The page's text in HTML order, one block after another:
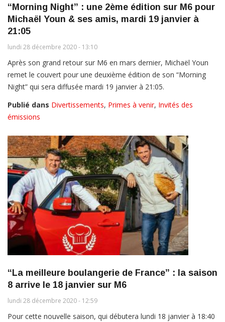
“Morning Night” : une 2ème édition sur M6 pour
Michaël Youn & ses amis, mardi 19 janvier à
21:05
lundi 28 décembre 2020 - 13:10
Après son grand retour sur M6 en mars dernier, Michaël Youn
remet le couvert pour une deuxième édition de son “Morning
Night” qui sera diffusée mardi 19 janvier à 21:05.
Publié dans Divertissements, Primes à venir, Invités des
émissions
“La meilleure boulangerie de France” : la saison
8 arrive le 18 janvier sur M6
lundi 28 décembre 2020 - 12:59
Pour cette nouvelle saison, qui débutera lundi 18 janvier à 18:40